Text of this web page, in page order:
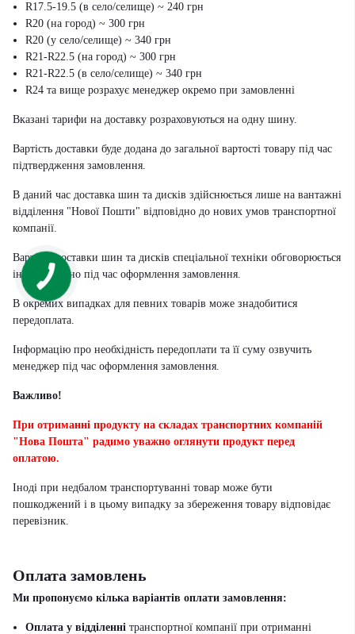
R17.5-19.5 (в село/селище) ~ 240 грн
R20 (на город) ~ 300 грн
R20 (у село/селище) ~ 340 грн
R21-R22.5 (на город) ~ 300 грн
R21-R22.5 (в село/селище) ~ 340 грн
R24 та вище розрахує менеджер окремо при замовленні
Вказані тарифи на доставку розраховуються на одну шину.
Вартість доставки буде додана до загальної вартості товару під час
підтвердження замовлення.
В даний час доставка шин та дисків здійснюється лише на вантажні
відділення "Нової Пошти" відповідно до нових умов транспортної
компанії.
Вартість доставки шин та дисків спеціальної техніки обговорюється
індивідуально під час оформлення замовлення.
В окремих випадках для певних товарів може знадобитися
передоплата.
Інформацію про необхідність передоплати та її суму озвучить
менеджер під час оформлення замовлення.
Важливо!
При отриманні продукту на складах транспортних компаній
"Нова Пошта" радимо уважно оглянути продукт перед
оплатою.
Іноді при недбалом транспортуванні товар може бути
пошкоджений і в цьому випадку за збереження товару відповідає
перевізник.
Оплата замовлень
Ми пропонуємо кілька варіантів оплати замовлення:
Оплата у відділенні транспортної компанії при отриманні